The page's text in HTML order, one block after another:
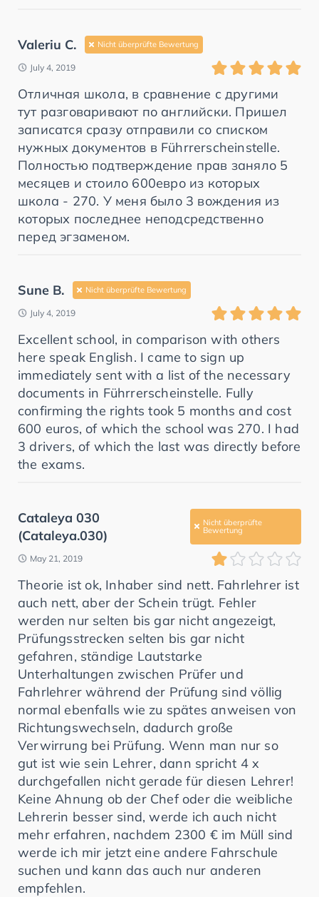
Valeriu C. Nicht überprüfte Bewertung
July 4, 2019
Отличная школа, в сравнение с другими
тут разговаривают по английски. Пришел
записатся сразу отправили со списком
нужных документов в Führrerscheinstelle.
Полностью подтверждение прав заняло 5
месяцев и стоило 600евро из которых
школа - 270. У меня было 3 вождения из
которых последнее неподсредственно
перед эгзаменом.
Sune B. Nicht überprüfte Bewertung
July 4, 2019
Excellent school, in comparison with others
here speak English. I came to sign up
immediately sent with a list of the necessary
documents in Führrerscheinstelle. Fully
confirming the rights took 5 months and cost
600 euros, of which the school was 270. I had
3 drivers, of which the last was directly before
the exams.
Cataleya 030
(Cataleya.030)
Nicht überprüfte
Bewertung
May 21, 2019
Theorie ist ok, Inhaber sind nett. Fahrlehrer ist
auch nett, aber der Schein trügt. Fehler
werden nur selten bis gar nicht angezeigt,
Prüfungsstrecken selten bis gar nicht
gefahren, ständige Lautstarke
Unterhaltungen zwischen Prüfer und
Fahrlehrer während der Prüfung sind völlig
normal ebenfalls wie zu spätes anweisen von
Richtungswechseln, dadurch große
Verwirrung bei Prüfung. Wenn man nur so
gut ist wie sein Lehrer, dann spricht 4 x
durchgefallen nicht gerade für diesen Lehrer!
Keine Ahnung ob der Chef oder die weibliche
Lehrerin besser sind, werde ich auch nicht
mehr erfahren, nachdem 2300 € im Müll sind
werde ich mir jetzt eine andere Fahrschule
suchen und kann das auch nur anderen
empfehlen.